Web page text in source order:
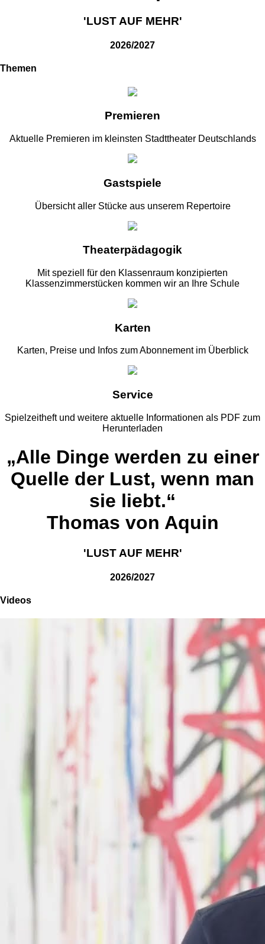
'LUST AUF MEHR'
2026/2027
Themen
Premieren
Aktuelle Premieren im kleinsten Stadttheater Deutschlands
Gastspiele
Übersicht aller Stücke aus unserem Repertoire
Theaterpädagogik
Mit speziell für den Klassenraum konzipierten
Klassenzimmerstücken kommen wir an Ihre Schule
Karten
Karten, Preise und Infos zum Abonnement im Überblick
Service
Spielzeitheft und weitere aktuelle Informationen als PDF zum
Herunterladen
„Alle Dinge werden zu einer
Quelle der Lust, wenn man
sie liebt.“
Thomas von Aquin
'LUST AUF MEHR'
2026/2027
Videos